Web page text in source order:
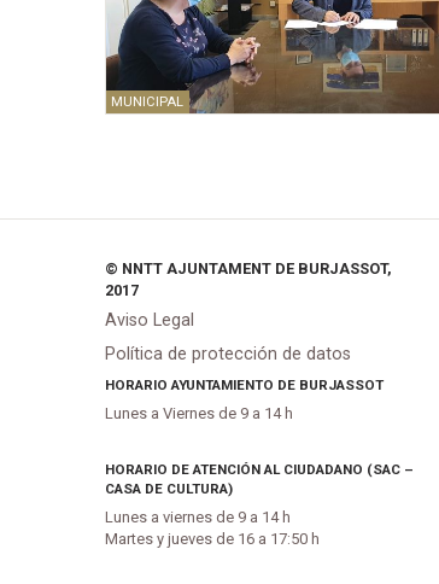
MUNICIPAL
© NNTT AJUNTAMENT DE BURJASSOT,
2017
Aviso Legal
Política de protección de datos
HORARIO AYUNTAMIENTO DE BURJASSOT
Lunes a Viernes de 9 a 14 h
HORARIO DE ATENCIÓN AL CIUDADANO (SAC –
CASA DE CULTURA)
Lunes a viernes de 9 a 14 h
Martes y jueves de 16 a 17:50 h